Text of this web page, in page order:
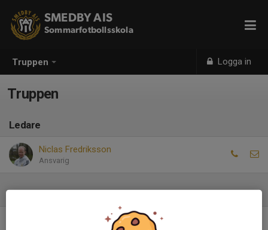
Truppen Logga in
SMEDBY AIS
Sommarfotbollsskola
Truppen
Ledare
Niclas Fredriksson
Ansvarig
Det finns inga spelare